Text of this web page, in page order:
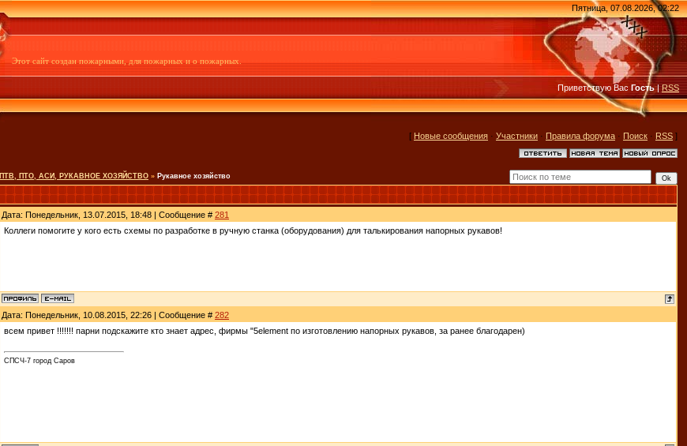
Этот сайт создан пожарными, для пожарных и о пожарных.
Пятница, 07.08.2026, 02:22
Приветствую Вас Гость|RSS
[ Новые сообщения · Участники · Правила форума · Поиск · RSS ]
ПТВ, ПТО, АСИ, РУКАВНОЕ ХОЗЯЙСТВО » Рукавное хозяйство
Дата: Понедельник, 13.07.2015, 18:48 | Сообщение # 281
Коллеги помогите у кого есть схемы по разработке в ручную станка (оборудования) для талькирования напорных рукавов!
Дата: Понедельник, 10.08.2015, 22:26 | Сообщение # 282
всем привет !!!!!!! парни подскажите кто знает адрес, фирмы "5element по изготовлению напорных рукавов, за ранее благодарен)
СПСЧ-7 город Саров